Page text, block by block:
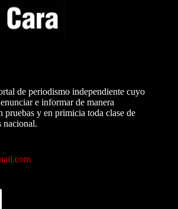
de periodismo independiente cuyo
e informar de manera
pruebas y en primicia toda clase de
nacional.